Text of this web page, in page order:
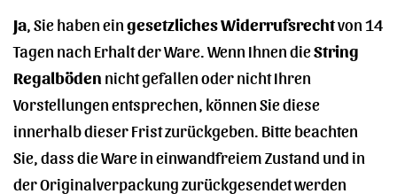
Ja , Sie haben eingesetzliches Widerrufsrechtvon 14
Tagen nach Erhalt der Ware. Wenn Ihnen dieString
Regalböden nicht gefallen oder nicht Ihren
Vorstellungen entsprechen, können Sie diese
innerhalb dieser Frist zurückgeben. Bitte beachten
Sie, dass die Ware in einwandfreiem Zustand und in
der Originalverpackung zurückgesendet werden